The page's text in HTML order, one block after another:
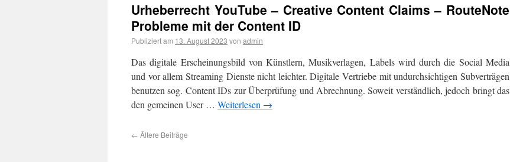
Urheberrecht YouTube – Creative Content Claims – RouteNote
Probleme mit der Content ID
Publiziert am 13. August 2023 von admin
Das digitale Erscheinungsbild von Künstlern, Musikverlagen, Labels wird durch die Social Media
und vor allem Streaming Dienste nicht leichter. Digitale Vertriebe mit undurchsichtigen Subverträgen
benutzen sog. Content IDs zur Überprüfung und Abrechnung. Soweit verständlich, jedoch bringt das
den gemeinen User … Weiterlesen →
← Ältere Beiträge